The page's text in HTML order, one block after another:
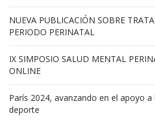
NUEVA PUBLICACIÓN SOBRE
PERIODO PERINATAL
IX SIMPOSIO SALUD MENTAL
ONLINE
París 2024, avanzando en el apoyo
deporte